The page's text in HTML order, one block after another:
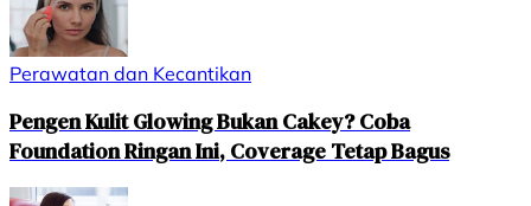
Perawatan dan Kecantikan
Pengen Kulit Glowing Bukan Cakey? Coba
Foundation Ringan Ini, Coverage Tetap Bagus